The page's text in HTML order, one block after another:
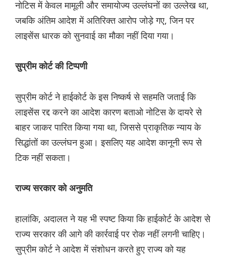
नोटिस में केवल मामूली और समायोज्य उल्लंघनों का उल्लेख था,
जबकि अंतिम आदेश में अतिरिक्त आरोप जोड़े गए, जिन पर
लाइसेंस धारक को सुनवाई का मौका नहीं दिया गया।
सुप्रीम कोर्ट की टिप्पणी
सुप्रीम कोर्ट ने हाईकोर्ट के इस निष्कर्ष से सहमति जताई कि
लाइसेंस रद्द करने का आदेश कारण बताओ नोटिस के दायरे से
बाहर जाकर पारित किया गया था, जिससे प्राकृतिक न्याय के
सिद्धांतों का उल्लंघन हुआ। इसलिए यह आदेश कानूनी रूप से
टिक नहीं सकता।
राज्य सरकार को अनुमति
हालांकि, अदालत ने यह भी स्पष्ट किया कि हाईकोर्ट के आदेश से
राज्य सरकार की आगे की कार्रवाई पर रोक नहीं लगनी चाहिए।
सुप्रीम कोर्ट ने आदेश में संशोधन करते हुए राज्य को यह